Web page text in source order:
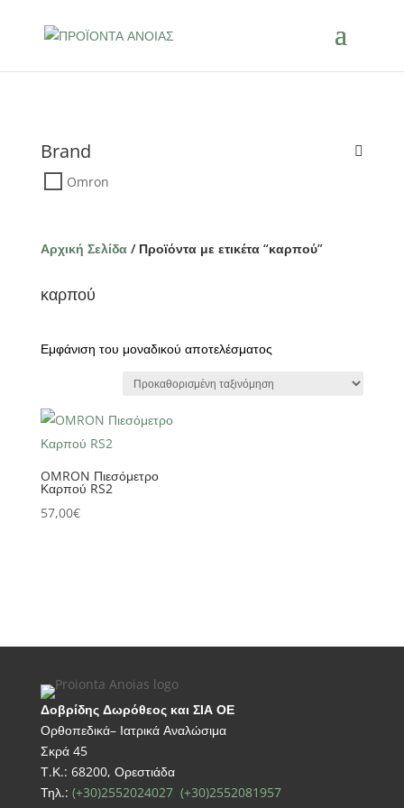
Brand
Omron
Αρχική Σελίδα/ Προϊόντα με ετικέτα “καρπού”
καρπού
Εμφάνιση του μοναδικού αποτελέσματος
OMRON Πιεσόμετρο
Καρπού RS2
57,00€
Δοβρίδης Δωρόθεος και ΣΙΑ ΟΕ
Ορθοπεδικά– Ιατρικά Αναλώσιμα
Σκρά 45
Τ.Κ.: 68200, Ορεστιάδα
Τηλ.: (+30)2552024027 (+30)2552081957